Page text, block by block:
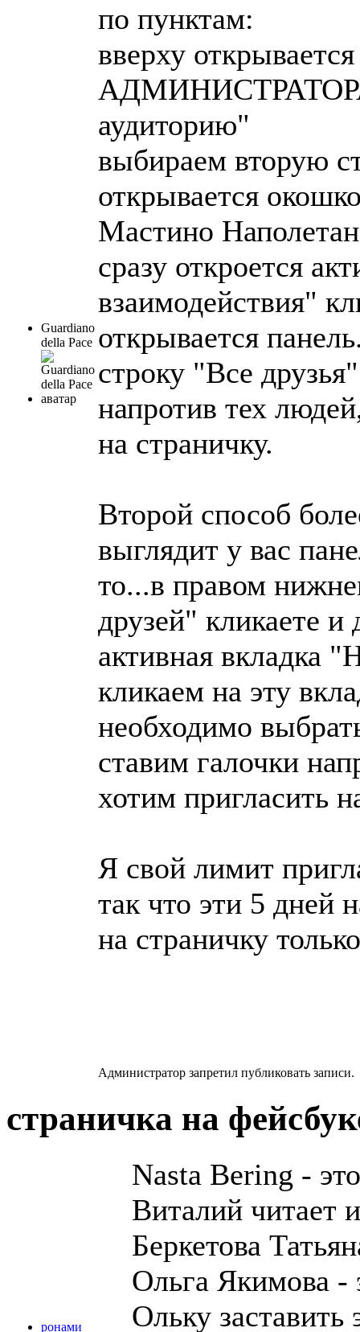
Guardiano
della Pace
по пунктам:
вверху
АДМИНИСТРАТОРА"
аудиторию"
выбираем вторую
открывается
Мастино
сразу откроется
взаимодействия"
открывается
строку "Все
напротив тех
на страничку.
Второй способ
выглядит у вас
то...в правом
друзей" кликаете и
активная вкладка
кликаем на эту
необходимо
ставим галочки
хотим пригласить
Я свой лимит
так что эти 5 дней
на страничку
Администратор запретил публиковать записи.
страничка на
ронами
Nasta Bering -
Виталий читает
Беркетова
Ольга Якимова -
Ольку заставить